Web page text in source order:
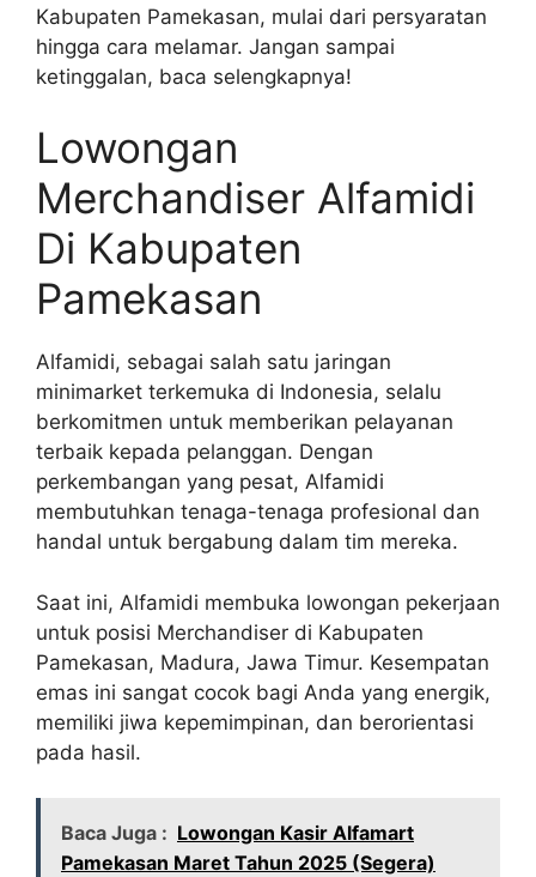
Kabupaten Pamekasan, mulai dari persyaratan
hingga cara melamar. Jangan sampai
ketinggalan, baca selengkapnya!
Lowongan
Merchandiser Alfamidi
Di Kabupaten
Pamekasan
Alfamidi, sebagai salah satu jaringan
minimarket terkemuka di Indonesia, selalu
berkomitmen untuk memberikan pelayanan
terbaik kepada pelanggan. Dengan
perkembangan yang pesat, Alfamidi
membutuhkan tenaga-tenaga profesional dan
handal untuk bergabung dalam tim mereka.
Saat ini, Alfamidi membuka lowongan pekerjaan
untuk posisi Merchandiser di Kabupaten
Pamekasan, Madura, Jawa Timur. Kesempatan
emas ini sangat cocok bagi Anda yang energik,
memiliki jiwa kepemimpinan, dan berorientasi
pada hasil.
Baca Juga : Lowongan Kasir Alfamart
Pamekasan Maret Tahun 2025 (Segera)